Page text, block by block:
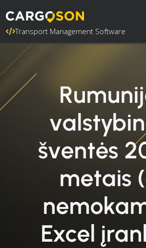
Transport Management Software
šventės
metais
Excel